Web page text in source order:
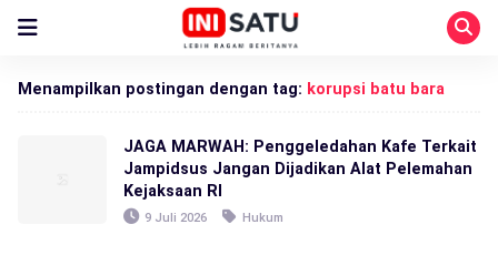
Menampilkan postingan dengan tag: korupsi batu bara
JAGA MARWAH: Penggeledahan Kafe Terkait
Jampidsus Jangan Dijadikan Alat Pelemahan
Kejaksaan RI
9 Juli 2026 Hukum